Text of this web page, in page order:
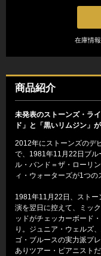
在庫情
商品紹介
未発表のストーンズ・ラ
ド」と「黒いリムジン」
2012年にストーンズのデ
で、1981年11月22日ブル
ル・バンド＝ザ・ローリ
ィ・ウォーターズが1つの
1981年11月22日、スト
演を翌日に控えて、ミッ
ッドがチェッカーボード
り。ジュニア・ウェルズ
ゴ・ブルースの実力派プ
ありツアー・ピアニスト